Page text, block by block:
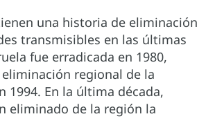
una historia de eliminación
transmisibles en las últimas
fue erradicada en 1980,
regional de la
1994. En la última década,
eliminado de la región la